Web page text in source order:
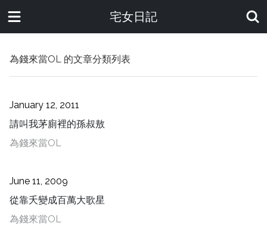
宅女日記
為錢來當OL 的文章分類列表
January 12, 2011
請叫我茅廁裡的孫叔敖
為錢來當OL
June 11, 2009
從靠夭變成百萬大歌星
為錢來當OL